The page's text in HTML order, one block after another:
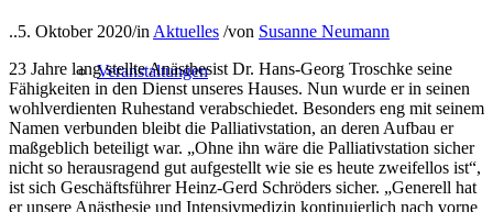
Veranstaltungen
..5. Oktober 2020/in Aktuelles /von Susanne Neumann
23 Jahre lang stellte Anästhesist Dr. Hans-Georg Troschke seine
Fähigkeiten in den Dienst unseres Hauses. Nun wurde er in seinen
wohlverdienten Ruhestand verabschiedet. Besonders eng mit seinem
Namen verbunden bleibt die Palliativstation, an deren Aufbau er
maßgeblich beteiligt war. „Ohne ihn wäre die Palliativstation sicher
nicht so herausragend gut aufgestellt wie sie es heute zweifellos ist“,
ist sich Geschäftsführer Heinz-Gerd Schröders sicher. „Generell hat
er unsere Anästhesie und Intensivmedizin kontinuierlich nach vorne